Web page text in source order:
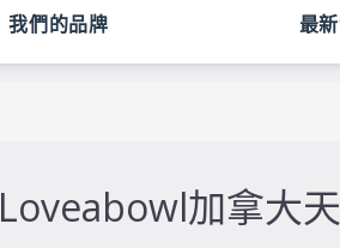
我們的品牌 最
Loveabowl加拿大